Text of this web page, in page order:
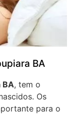
BA
BA, tem o
Os
para o